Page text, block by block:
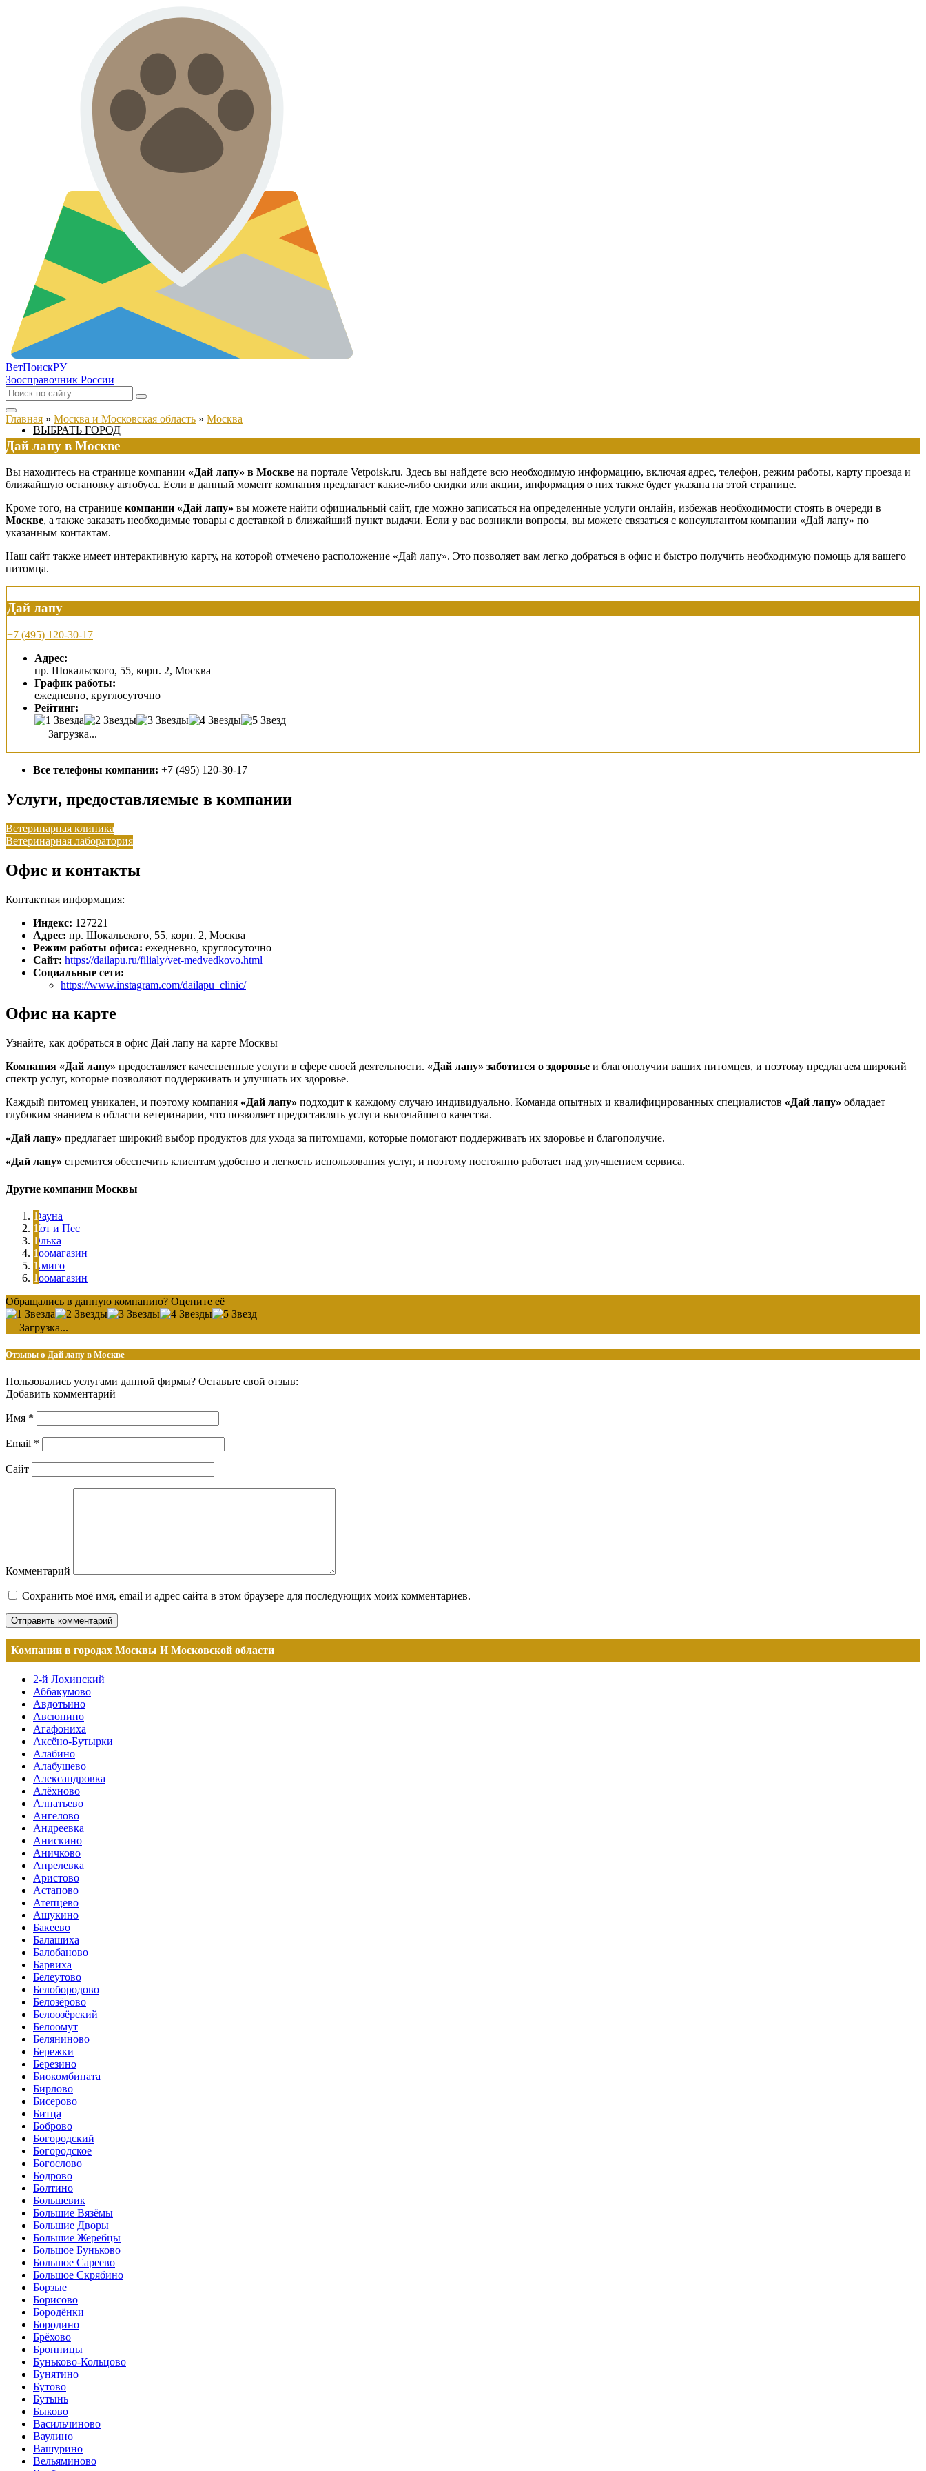
ВетПоискРУ
Зоосправочник России
ВЫБРАТЬ ГОРОД
Главная » Москва и Московская область » Москва
Дай лапу в Москве
Вы находитесь на странице компании «Дай лапу» в Москве на портале Vetpoisk.ru. Здесь вы найдете всю необходимую информацию, включая адрес, телефон, режим работы, карту проезда и
ближайшую остановку автобуса. Если в данный момент компания предлагает какие-либо скидки или акции, информация о них также будет указана на этой странице.
Кроме того, на странице компании «Дай лапу» вы можете найти официальный сайт, где можно записаться на определенные услуги онлайн, избежав необходимости стоять в очереди в
Москве, а также заказать необходимые товары с доставкой в ближайший пункт выдачи. Если у вас возникли вопросы, вы можете связаться с консультантом компании «Дай лапу» по
указанным контактам.
Наш сайт также имеет интерактивную карту, на которой отмечено расположение «Дай лапу». Это позволяет вам легко добраться в офис и быстро получить необходимую помощь для вашего
питомца.
Дай лапу
+7 (495) 120-30-17
Адрес:
пр. Шокальского, 55, корп. 2, Москва
График работы:
ежедневно, круглосуточно
Рейтинг:
Загрузка...
Все телефоны компании: +7 (495) 120-30-17
Услуги, предоставляемые в компании
Ветеринарная клиника
Ветеринарная лаборатория
Офис и контакты
Контактная информация:
Индекс: 127221
Адрес: пр. Шокальского, 55, корп. 2, Москва
Режим работы офиса: ежедневно, круглосуточно
Сайт: https://dailapu.ru/filialy/vet-medvedkovo.html
Социальные сети:
https://www.instagram.com/dailapu_clinic/
Офис на карте
Узнайте, как добраться в офис Дай лапу на карте Москвы
Компания «Дай лапу» предоставляет качественные услуги в сфере своей деятельности. «Дай лапу» заботится о здоровье и благополучии ваших питомцев, и поэтому предлагаем широкий
спектр услуг, которые позволяют поддерживать и улучшать их здоровье.
Каждый питомец уникален, и поэтому компания «Дай лапу» подходит к каждому случаю индивидуально. Команда опытных и квалифицированных специалистов «Дай лапу» обладает
глубоким знанием в области ветеринарии, что позволяет предоставлять услуги высочайшего качества.
«Дай лапу» предлагает широкий выбор продуктов для ухода за питомцами, которые помогают поддерживать их здоровье и благополучие.
«Дай лапу» стремится обеспечить клиентам удобство и легкость использования услуг, и поэтому постоянно работает над улучшением сервиса.
Другие компании Москвы
Фауна
Кот и Пес
Элька
Зоомагазин
Амиго
Зоомагазин
Обращались в данную компанию? Оцените её
Загрузка...
Отзывы о Дай лапу в Москве
Пользовались услугами данной фирмы? Оставьте свой отзыв:
Добавить комментарий
Имя *
Email *
Сайт
Комментарий
Сохранить моё имя, email и адрес сайта в этом браузере для последующих моих комментариев.
Компании в городах Москвы И Московской области
2-й Лохинский
Аббакумово
Авдотьино
Авсюнино
Агафониха
Аксёно-Бутырки
Алабино
Алабушево
Александровка
Алёхново
Алпатьево
Ангелово
Андреевка
Анискино
Аничково
Апрелевка
Аристово
Астапово
Атепцево
Ашукино
Бакеево
Балашиха
Балобаново
Барвиха
Белеутово
Белобородово
Белозёрово
Белоозёрский
Белоомут
Беляниново
Бережки
Березино
Биокомбината
Бирлово
Бисерово
Битца
Боброво
Богородский
Богородское
Богослово
Бодрово
Болтино
Большевик
Большие Вязёмы
Большие Дворы
Большие Жеребцы
Большое Буньково
Большое Сареево
Большое Скрябино
Борзые
Борисово
Бородёнки
Бородино
Брёхово
Бронницы
Буньково-Кольцово
Бунятино
Бутово
Бутынь
Быково
Васильчиново
Ваулино
Вашурино
Вельяминово